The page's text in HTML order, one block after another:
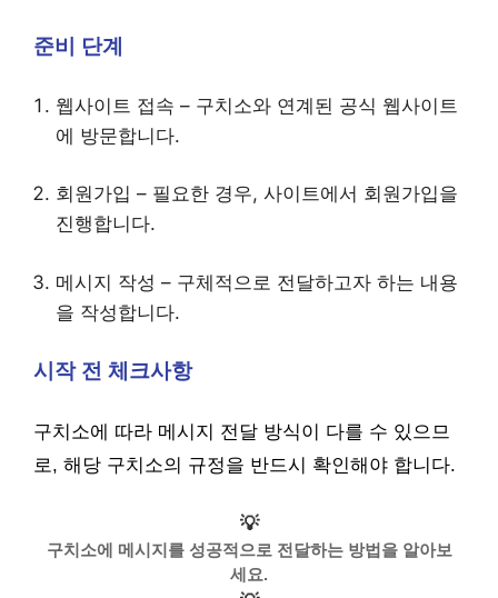
준비 단계
웹사이트 접속 – 구치소와 연계된 공식 웹사이트
에 방문합니다.
회원가입 – 필요한 경우, 사이트에서 회원가입을
진행합니다.
메시지 작성 – 구체적으로 전달하고자 하는 내용
을 작성합니다.
시작 전 체크사항
구치소에 따라 메시지 전달 방식이 다를 수 있으므
로, 해당 구치소의 규정을 반드시 확인해야 합니다.
💡
구치소에 메시지를 성공적으로 전달하는 방법을 알아보
세요.